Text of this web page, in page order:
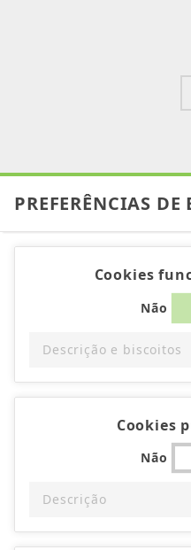
PREFERÊNCIAS
Cookies
Não
Descrição e biscoitos
Cookies
Não
Descrição